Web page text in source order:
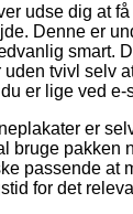
udse dig at
Denne er
smart.
uden tvivl selv
er lige ved e-
er
bruge pakken
passende at
for det